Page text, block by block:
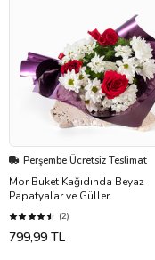
Perşembe Ücretsiz Teslimat
Mor Buket Kağıdında Beyaz
Papatyalar ve Güller
(2)
799,99 TL